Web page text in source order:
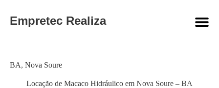
Empretec Realiza
Locação de Macaco Hidráulico em Nova Soure – BA
Category
BA, Nova Soure